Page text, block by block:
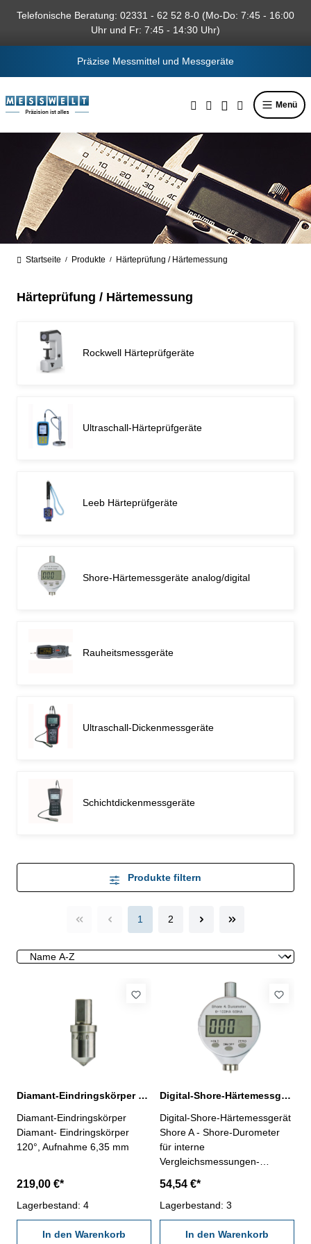
springen
Telefonische Beratung: 02331 - 62 52 8-0 (Mo-Do: 7:45 - 16:00
Uhr und Fr: 7:45 - 14:30 Uhr)
Präzise Messmittel und Messgeräte
Menü
Startseite / Produkte / Härteprüfung / Härtemessung
Härteprüfung / Härtemessung
Rockwell Härteprüfgeräte
Ultraschall-Härteprüfgeräte
Leeb Härteprüfgeräte
Shore-Härtemessgeräte analog/digital
Rauheitsmessgeräte
Ultraschall-Dickenmessgeräte
Schichtdickenmessgeräte
Produkte filtern
1 2
Diamant-Eindringskörper 120°
Diamant-Eindringskörper
Diamant- Eindringskörper
120°, Aufnahme 6,35 mm
219,00 €*
Lagerbestand: 4
In den Warenkorb
Digital-Shore-Härtemessgerät Shore A 0 - 100 HA
Digital-Shore-Härtemessgerät
Shore A - Shore-Durometer
für interne
Vergleichsmessungen-
Elastomere, Neopren, Silikon,
Vinyl, weiche Kunststoffe, Filz,
Leder- Digtal-Anzeige mit
Ein/Aus-, Null- und Hold-
54,54 €*
Lagerbestand: 3
In den Warenkorb